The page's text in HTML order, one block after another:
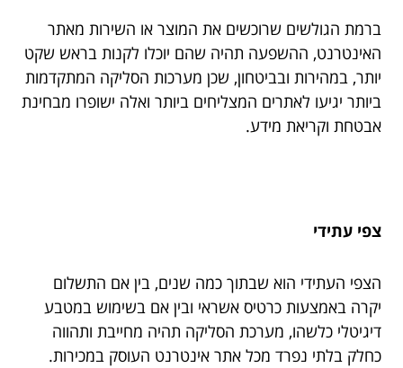
ברמת הגולשים שרוכשים את המוצר או השירות מאתר
האינטרנט, ההשפעה תהיה שהם יוכלו לקנות בראש שקט
יותר, במהירות ובביטחון, שכן מערכות הסליקה המתקדמות
ביותר יגיעו לאתרים המצליחים ביותר ואלה ישופרו מבחינת
אבטחת וקריאת מידע.
צפי עתידי
הצפי העתידי הוא שבתוך כמה שנים, בין אם התשלום
יקרה באמצעות כרטיס אשראי ובין אם בשימוש במטבע
דיגיטלי כלשהו, מערכת הסליקה תהיה מחייבת ותהווה
כחלק בלתי נפרד מכל אתר אינטרנט העוסק במכירות.